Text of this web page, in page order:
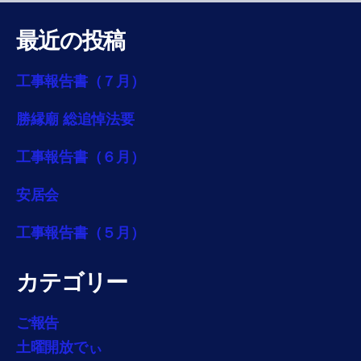
最近の投稿
工事報告書（７月）
勝縁廟 総追悼法要
工事報告書（６月）
安居会
工事報告書（５月）
カテゴリー
ご報告
土曜開放でぃ